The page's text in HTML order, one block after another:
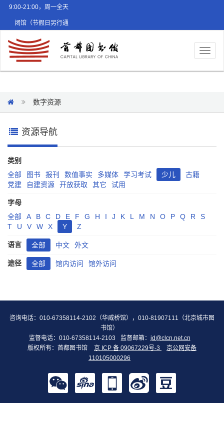
9:00-21:00，周一全天
闭馆（节假日另行通
数字资源
资源导航
类别
全部
图书 报刊 数值事实 多媒体 学习考试 少儿
古籍
党建
自建资源 开放获取 其它 试用
字母
全部
A B C D E F G H I J K L M N O P Q R
S
T
U V W X Y Z
语言 全部 中文 外文
途径 全部 馆内访问 馆外访问
咨询电话：010-67358114-2102（华威桥馆），010-81907111（北京城市图
书馆）
监督电话：010-67358114-2103
监督邮箱： jd@clcn.net.cn
版权所有：首都图书馆
京 ICP 备 09067229号-3
京公网安备
110105000296